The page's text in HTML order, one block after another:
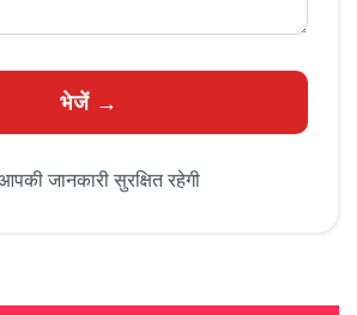
जानकारी सुरक्षित रहेगी